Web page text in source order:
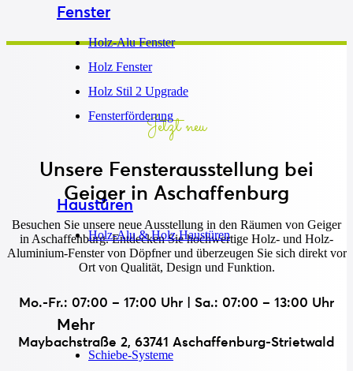
Fenster
Holz-Alu Fenster
Holz Fenster
Holz Stil 2 Upgrade
Fensterförderung
Haustüren
Holz-Alu & Holz Haustüren
Mehr
Schiebe-Systeme
Jetzt neu
Unsere Fensterausstellung bei
Geiger in Aschaffenburg
Besuchen Sie unsere neue Ausstellung in den Räumen von Geiger
in Aschaffenburg. Entdecken Sie hochwertige Holz- und Holz-
Aluminium-Fenster von Döpfner und überzeugen Sie sich direkt vor
Ort von Qualität, Design und Funktion.
Mo.-Fr.: 07:00 – 17:00 Uhr | Sa.: 07:00 – 13:00 Uhr
Maybachstraße 2, 63741 Aschaffenburg-Strietwald